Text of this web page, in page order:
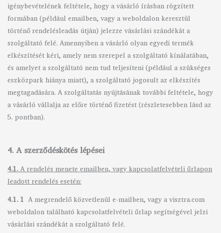
igénybevételének feltétele, hogy a vásárló írásban rögzített
formában (például emailben, vagy a weboldalon keresztül
történő rendelésleadás útján) jelezze vásárlási szándékát a
szolgáltató felé. Amennyiben a vásárló olyan egyedi termék
elkészítését kéri, amely nem szerepel a szolgáltató kínálatában,
és amelyet a szolgáltató nem tud teljesíteni (például a szükséges
eszközpark hiánya miatt), a szolgáltató jogosult az elkészítés
megtagadására. A szolgáltatás nyújtásának további feltétele, hogy
a vásárló vállalja az előre történő fizetést (részletesebben lásd az
5. pontban).
4. A szerződéskötés lépései
4.1.A rendelés menete emailben, vagy kapcsolatfelvételi űrlapon
leadott rendelés esetén:
4.1. 1 A megrendelő közvetlenül e-mailben, vagy a visztra.com
weboldalon található kapcsolatfelvételi űrlap segítségével jelzi
vásárlási szándékát a szolgáltató felé.